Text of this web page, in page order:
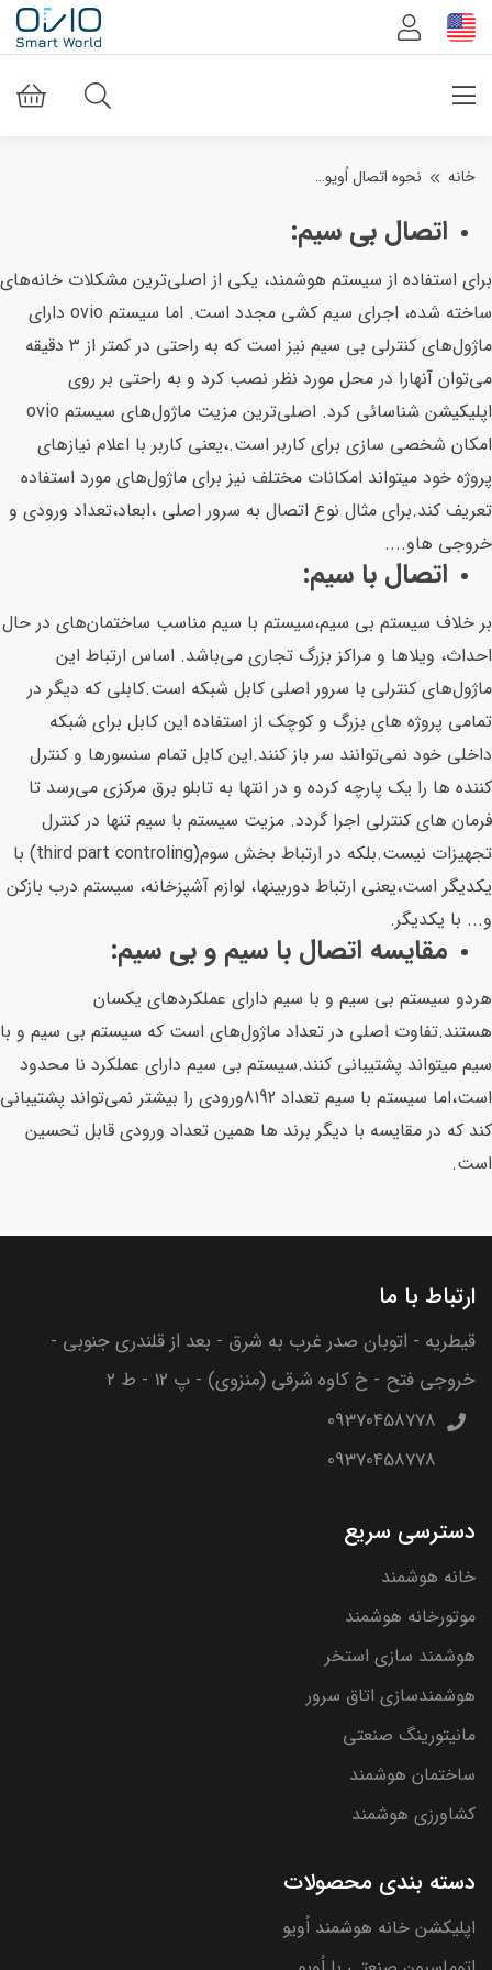
خانه نحوه اتصال اُویو…
اتصال بی سیم:
برای استفاده از سیستم هوشمند، یکی‌ از اصلی‌‌ترین مشکلات خانه‌های
ساخته شده، اجرای سیم کشی‌ مجدد است. اما سیستم ovio دارای
ماژول‌های کنترلی بی‌ سیم نیز است که به راحتی‌ در کمتر از ۳ دقیقه
می‌توان آنها‌را در محل مورد نظر نصب کرد و به راحتی‌ بر روی
اپلیکیشن شناسائی کرد. اصلی‌‌ترین مزیت ماژول‌های سیستم ovio
امکان شخصی‌ سازی برای کاربر است.،یعنی‌ کاربر با اعلام نیاز‌های
پروژه خود میتواند امکانات مختلف نیز برای ماژول‌های مورد استفاده
تعریف کند.برای مثال نوع اتصال به سرور اصلی ،ابعاد،تعداد ورودی و
خروجی هاو....
اتصال با سیم:
بر خلاف سیستم بی‌ سیم،سیستم با‌ سیم مناسب ساختمان‌های در حال
احداث، ویلاها و مراکز بزرگ تجاری می‌باشد. اساس ارتباط این
ماژول‌های کنترلی با سرور اصلی‌ کابل شبکه است.کابلی که دیگر در
تمامی‌ پروژه های بزرگ و کوچک از استفاده این کابل برای شبکه
داخلی‌ خود نمی‌توانند سر باز کنند.این کابل تمام سنسور‌ها و کنترل
کننده ها را یک پارچه کرده و در انتها به تابلو برق مرکزی می‌رسد تا
فرمان های کنترلی اجرا گردد. مزیت سیستم با سیم تنها در کنترل
تجهیزات نیست.بلکه در ارتباط بخش سوم(third part controling) با
یکدیگر است،یعنی‌ ارتباط دوربینها، لوازم آشپزخانه، سیستم درب بازکن
و... با یکدیگر.
مقایسه اتصال با سیم و بی سیم:
هردو سیستم بی‌ سیم و با سیم دارای عملکرد‌های یکسان
هستند.تفاوت اصلی‌ در تعداد ماژول‌های است که سیستم بی‌ سیم و با
سیم میتواند پشتیبانی‌ کنند.سیستم بی‌ سیم دارای عملکرد نا محدود
است،اما سیستم با سیم تعداد 8192ورودی را بیشتر نمی‌تواند پشتیبانی‌
کند که در مقایسه با دیگر برند ها همین تعداد ورودی قابل تحسین
است.
ارتباط با ما
قیطریه - اتوبان صدر غرب به شرق - بعد از قلندری جنوبی -
خروجی فتح - خ کاوه شرقی (منزوی) - پ 12 - ط 2
09370458778
09370458778
دسترسی سریع
خانه هوشمند
موتورخانه هوشمند
هوشمند سازی استخر
هوشمندسازی اتاق سرور
مانیتورینگ صنعتی
ساختمان هوشمند
کشاورزی هوشمند
دسته بندی محصولات
اپلیکشن خانه هوشمند اُویو